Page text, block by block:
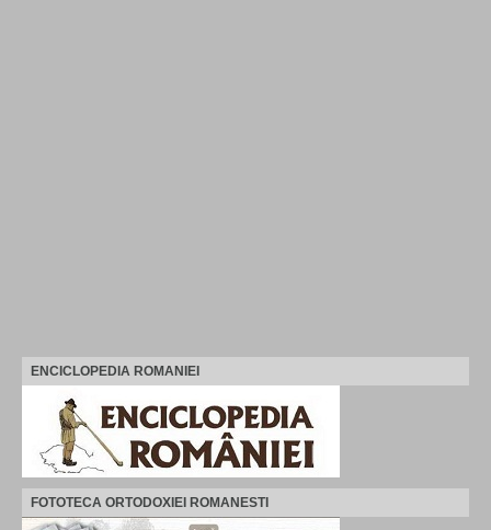
ENCICLOPEDIA ROMANIEI
FOTOTECA ORTODOXIEI ROMANESTI